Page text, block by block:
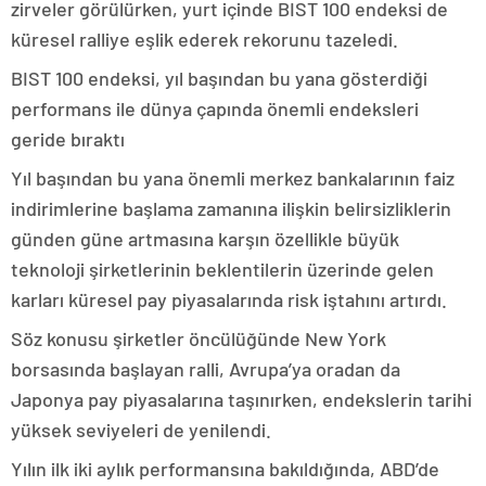
zirveler görülürken, yurt içinde BIST 100 endeksi de
küresel ralliye eşlik ederek rekorunu tazeledi.
BIST 100 endeksi, yıl başından bu yana gösterdiği
performans ile dünya çapında önemli endeksleri
geride bıraktı
Yıl başından bu yana önemli merkez bankalarının faiz
indirimlerine başlama zamanına ilişkin belirsizliklerin
günden güne artmasına karşın özellikle büyük
teknoloji şirketlerinin beklentilerin üzerinde gelen
karları küresel pay piyasalarında risk iştahını artırdı.
Söz konusu şirketler öncülüğünde New York
borsasında başlayan ralli, Avrupa’ya oradan da
Japonya pay piyasalarına taşınırken, endekslerin tarihi
yüksek seviyeleri de yenilendi.
Yılın ilk iki aylık performansına bakıldığında, ABD’de